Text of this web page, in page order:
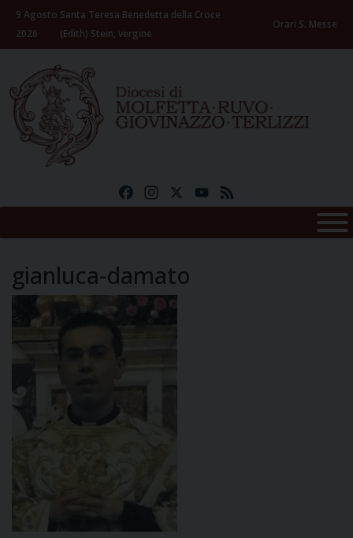
Skip
content
9 Agosto
2026
Santa Teresa Benedetta della Croce
(Edith) Stein, vergine
Orari S. Messe
FacebookInstagramYouTube
gianluca-damato